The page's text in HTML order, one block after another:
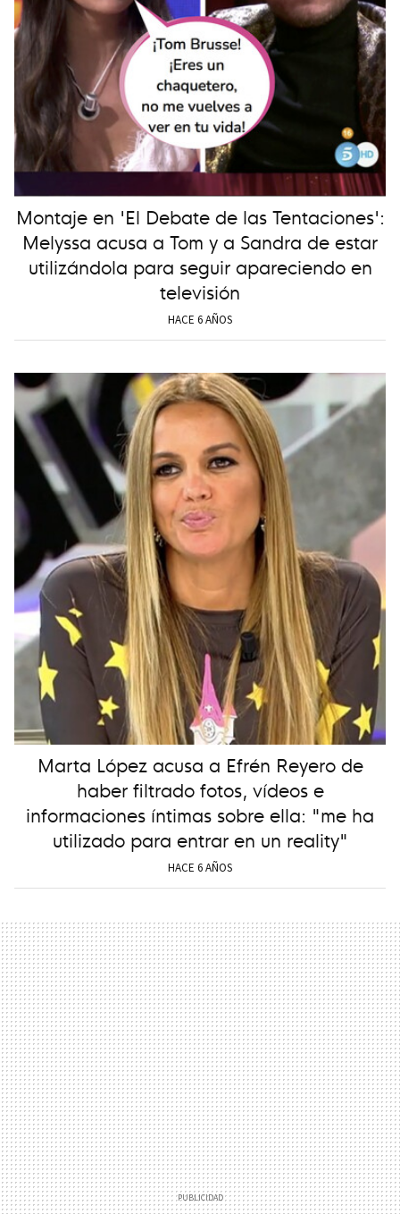
Montaje en 'El Debate de las Tentaciones':
Melyssa acusa a Tom y a Sandra de estar
utilizándola para seguir apareciendo en
televisión
HACE 6 AÑOS
Marta López acusa a Efrén Reyero de
haber filtrado fotos, vídeos e
informaciones íntimas sobre ella: "me ha
utilizado para entrar en un reality"
HACE 6 AÑOS